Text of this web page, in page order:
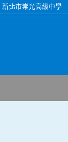
新北市崇光高級中學